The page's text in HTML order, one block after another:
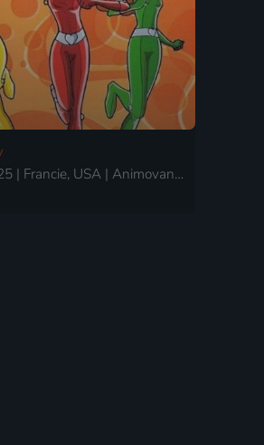
2024-2025 | Francie, USA | Animovaný, Akční, Dobrodružný, Drama, Fantasy, Komedie, Krimi, Mysteriózní, Rodinný, Science Fiction, Thriller